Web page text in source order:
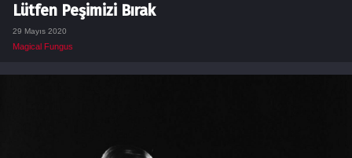
Lütfen Peşimizi Bırak
29 Mayıs 2020
Magical Fungus